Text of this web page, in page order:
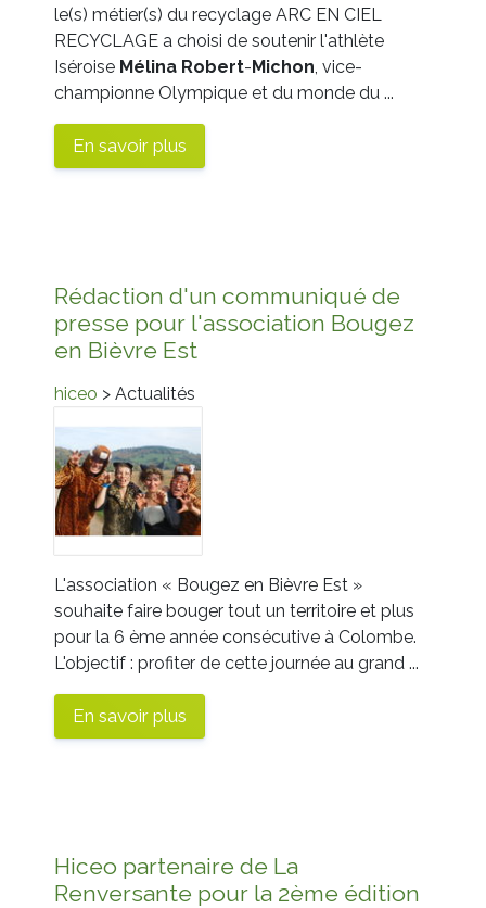
le(s) métier(s) du recyclage ARC EN CIEL
RECYCLAGE a choisi de soutenir l'athlète
Iséroise Mélina Robert-Michon , vice-
championne Olympique et du monde du ...
En savoir plus
Rédaction d'un communiqué de
presse pour l'association Bougez
en Bièvre Est
hiceo > Actualités
L'association « Bougez en Bièvre Est »
souhaite faire bouger tout un territoire et plus
pour la 6 ème année consécutive à Colombe.
L'objectif : profiter de cette journée au grand ...
En savoir plus
Hiceo partenaire de La
Renversante pour la 2ème édition